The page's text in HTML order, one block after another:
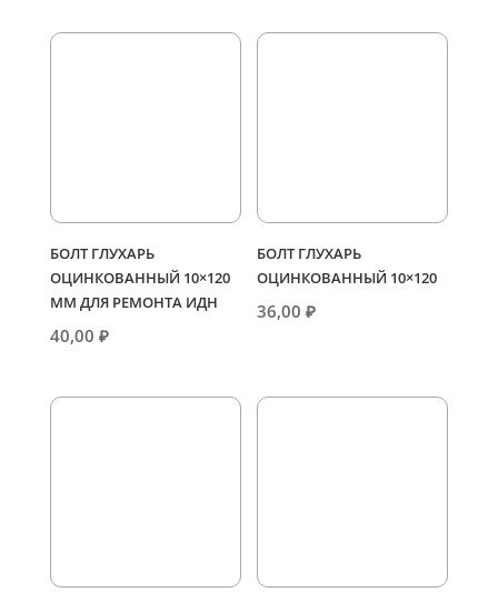
БОЛТ ГЛУХАРЬ
ОЦИНКОВАННЫЙ 10×120
ММ ДЛЯ РЕМОНТА ИДН
40,00 ₽
БОЛТ ГЛУХАРЬ
ОЦИНКОВАННЫЙ 10×120
36,00₽